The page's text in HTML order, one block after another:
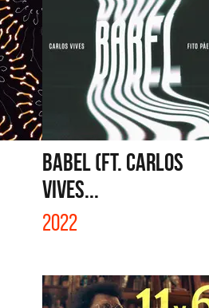
BABEL (FT. CARLOS
VIVES...
2022